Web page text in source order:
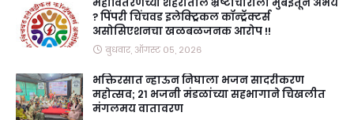
? पिंपरी चिंचवड इलेक्ट्रिकल कॉन्ट्रॅक्टर्स
असोसिएशनचा खळबळजनक आरोप !!
बुधवार, ऑगस्ट ०५, २०२६
भक्तिरसात न्हाऊन निघाला भजन सादरीकरण
महोत्सव; २१ भजनी मंडळांच्या सहभागाने चिखलीत
मंगलमय वातावरण